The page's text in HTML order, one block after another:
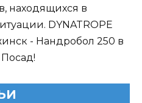
находящихся в
DYNATROPE
- Нандробол 250 в